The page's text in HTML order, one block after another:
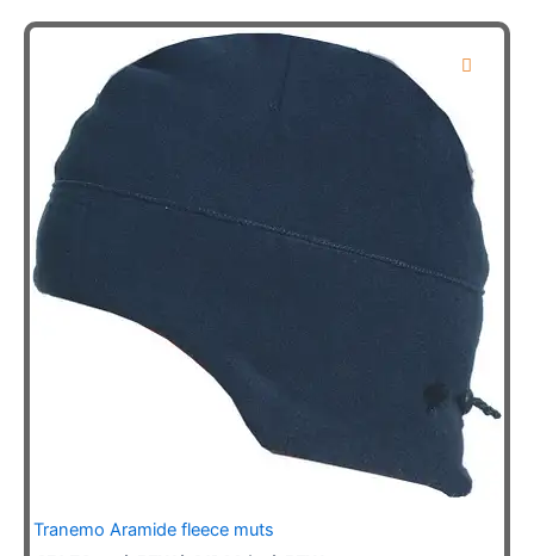
meerdere
optie
op
Tranemo Aramide fleece muts